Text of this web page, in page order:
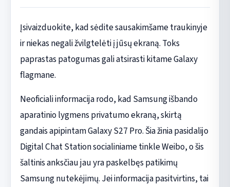
Įsivaizduokite, kad sėdite sausakimšame traukinyje
ir niekas negali žvilgtelėti į jūsų ekraną. Toks
paprastas patogumas gali atsirasti kitame Galaxy
flagmane.
Neoficiali informacija rodo, kad Samsung išbando
aparatinio lygmens privatumo ekraną, skirtą
gandais apipintam Galaxy S27 Pro. Šia žinia pasidalijo
Digital Chat Station socialiniame tinkle Weibo, o šis
šaltinis anksčiau jau yra paskelbęs patikimų
Samsung nutekėjimų. Jei informacija pasitvirtins, tai